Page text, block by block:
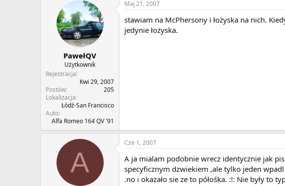
PawełQV
Użytkownik
Rejestracja
Kwi 29, 2007
Postów
205
Lokalizacja
Łódź-San Francisco
Auto
Alfa Romeo 164 QV '91
Maj 21, 2007
stawiam na McPhersony i łożyska na nich.
jedynie łożyska.
A
Cze 1, 2007
A ja mialam podobnie wrecz identycznie jak
specyficznym dzwiekiem ,ale tylko jeden
.no i okazało sie ze to półośka. :!: Nie były to